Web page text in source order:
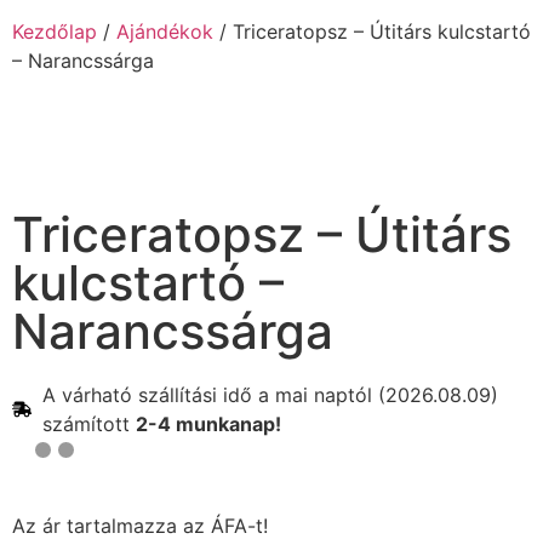
Kezdőlap / Ajándékok / Triceratopsz – Útitárs kulcstartó
– Narancssárga
Triceratopsz – Útitárs
kulcstartó –
Narancssárga
A várható szállítási idő a mai naptól (2026.08.09)
számított 2-4 munkanap!
Az ár tartalmazza az ÁFA-t!